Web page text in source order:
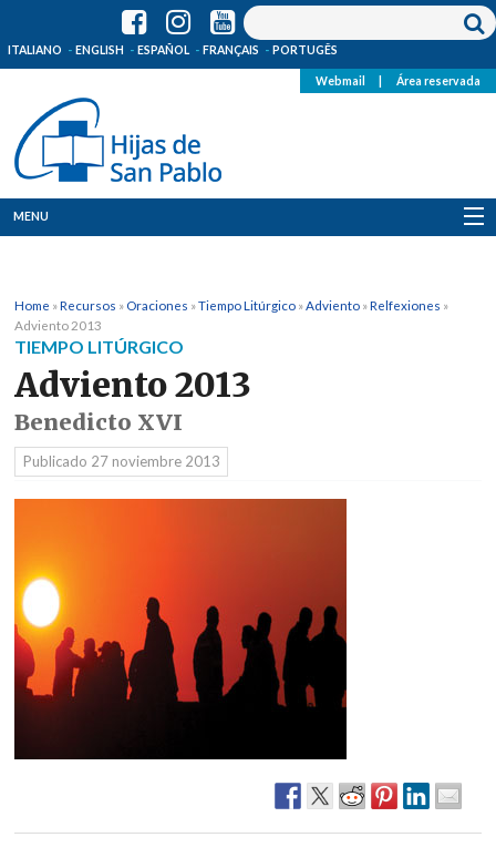
ITALIANO ENGLISH ESPAÑOL FRANÇAIS PORTUGÊS
Webmail Área reservada
MENU
Dónde estamos
Noticias
Recursos
Media
Home »Recursos » Oraciones »Tiempo Litúrgico » Adviento »Relfexiones »
Adviento 2013
TIEMPO LITÚRGICO
Adviento 2013
Benedicto XVI
Publicado 27 noviembre 2013